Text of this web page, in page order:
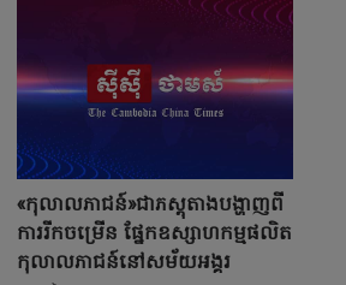
«កុលាលភាជន៍»ជាភស្តុតាងបង្ហាញពី
ការរីកចម្រើន ផ្នែកឧស្សាហកម្មផលិត
កុលាលភាជន៍នៅសម័យអង្គរ